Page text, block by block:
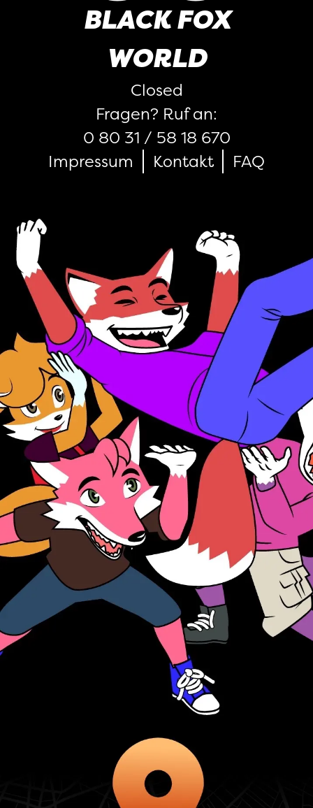
BLACK FOX
WORLD
Closed
Fragen? Ruf an:
0 80 31 / 58 18 670
Impressum
Kontakt FAQ